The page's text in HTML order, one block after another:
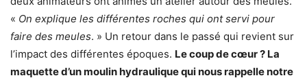
« On explique les différentes roches qui ont servi pour
faire des meules. » Un retour dans le passé qui revient sur
l’impact des différentes époques. Le coup de cœur ? La
maquette d’un moulin hydraulique qui nous rappelle notre